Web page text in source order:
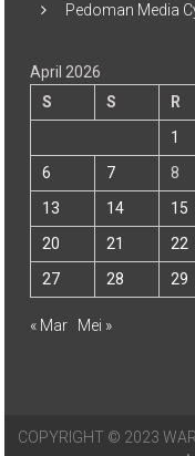
Pedoman Media
April 2026
S
S R
1
6
7 8
13
14 15
20
21 22
27
28 29
« Mar Mei »
COPYRIGHT © 2023